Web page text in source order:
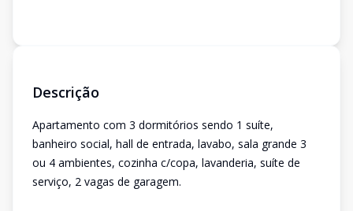
Descrição
Apartamento com 3 dormitórios sendo 1 suíte,
banheiro social, hall de entrada, lavabo, sala grande 3
ou 4 ambientes, cozinha c/copa, lavanderia, suíte de
serviço, 2 vagas de garagem.